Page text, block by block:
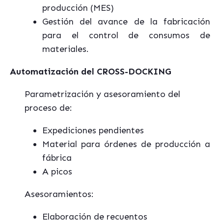
producción (MES)
Gestión del avance de la fabricación
para el control de consumos de
materiales.
Automatización del CROSS-DOCKING
Parametrización y asesoramiento del
proceso de:
Expediciones pendientes
Material para órdenes de producción a
fábrica
A picos
Asesoramientos:
Elaboración de recuentos